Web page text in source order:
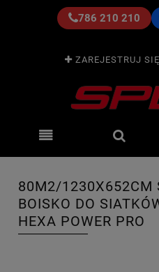
786 210 210
ZAREJESTRUJ SIĘ
80M2/1230X652CM
BOISKO DO
HEXA POWER PRO